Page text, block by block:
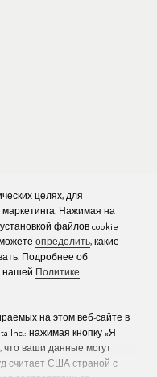
целях, для
маркетинга. Нажимая на
файлов cookie
определить, какие
Подробнее об
нашей
Политике
на этом веб-сайте в
Inc.: нажимая кнопку «Я
что ваши данные могут
считает США страной с